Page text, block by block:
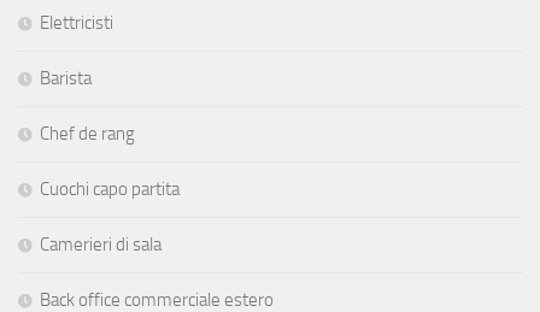
Elettricisti
Barista
Chef de rang
Cuochi capo partita
Camerieri di sala
Back office commerciale estero